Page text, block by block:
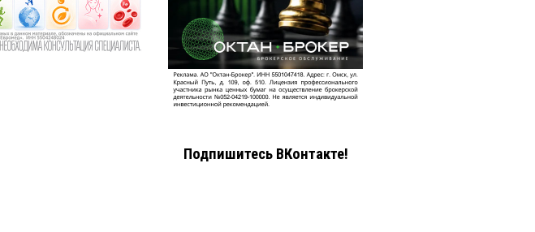
Подпишитесь ВКонтакте!